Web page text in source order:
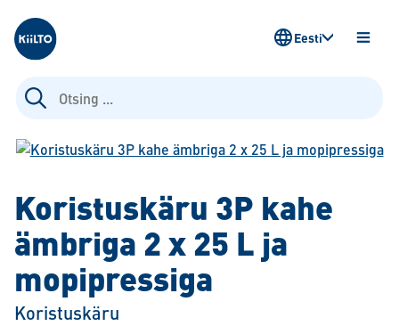
Kiilto Estonia
Otsi:
AVA
Eesti
Koristuskäru 3P kahe
ämbriga 2 x 25 L ja
mopipressiga
Koristuskäru